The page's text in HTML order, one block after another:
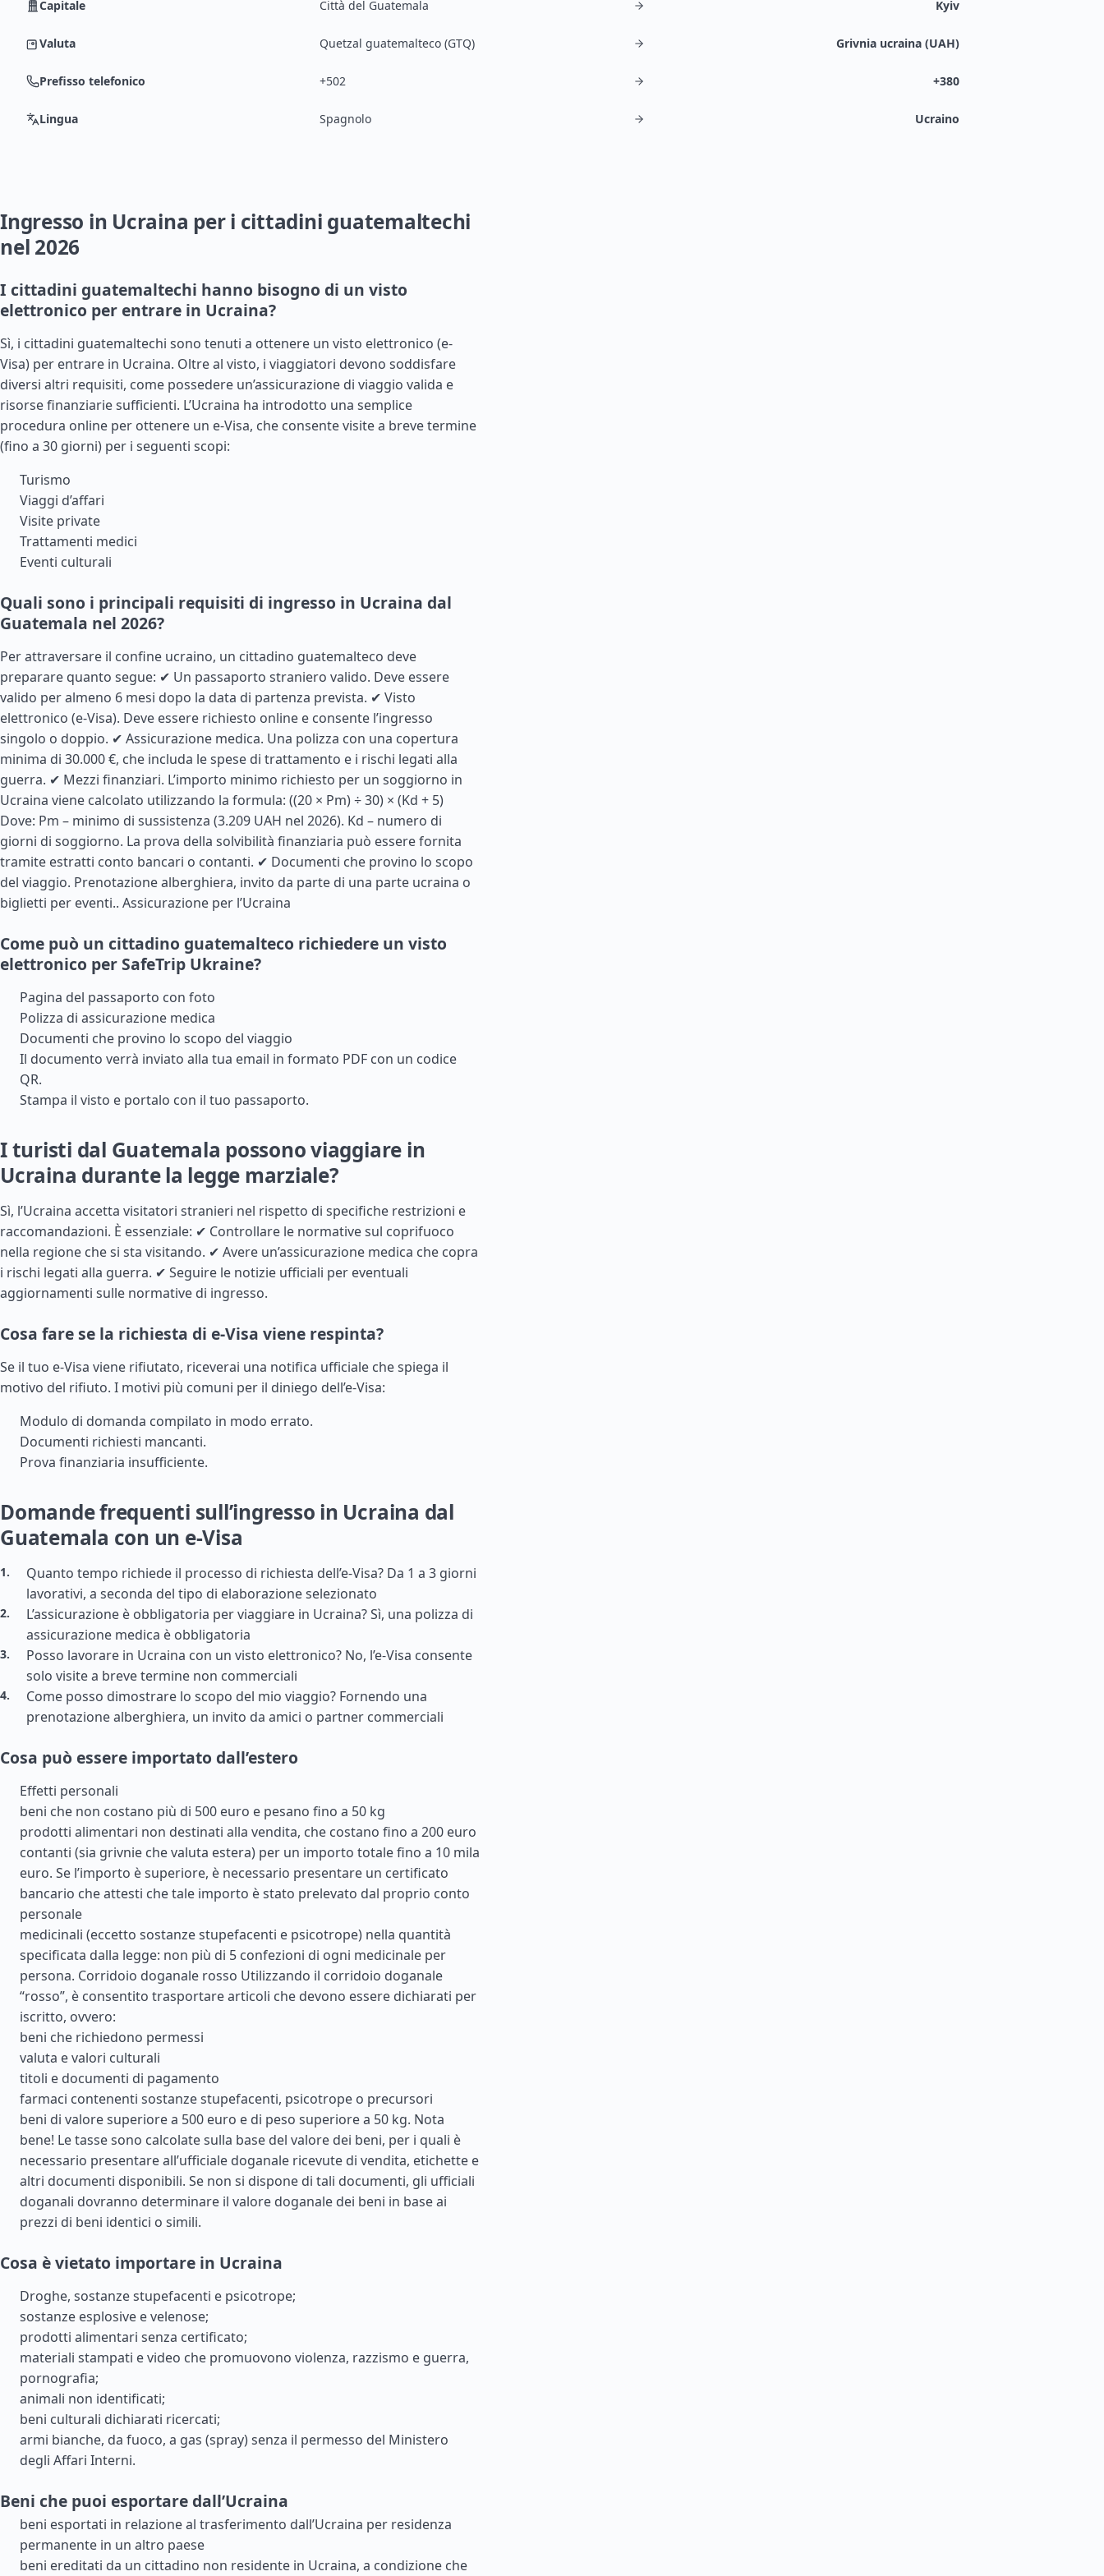
Capitale Città del Guatemala Kyiv
Valuta Quetzal guatemalteco (GTQ) Grivnia ucraina (UAH)
Prefisso telefonico +502 +380
Lingua Spagnolo Ucraino
Ingresso in Ucraina per i cittadini guatemaltechi
nel 2026
I cittadini guatemaltechi hanno bisogno di un visto
elettronico per entrare in Ucraina?
Sì, i cittadini guatemaltechi sono tenuti a ottenere un visto elettronico (e-
Visa) per entrare in Ucraina. Oltre al visto, i viaggiatori devono soddisfare
diversi altri requisiti, come possedere un’assicurazione di viaggio valida e
risorse finanziarie sufficienti. L’Ucraina ha introdotto una semplice
procedura online per ottenere un e-Visa, che consente visite a breve termine
(fino a 30 giorni) per i seguenti scopi:
Turismo
Viaggi d’affari
Visite private
Trattamenti medici
Eventi culturali
Quali sono i principali requisiti di ingresso in Ucraina dal
Guatemala nel 2026?
Per attraversare il confine ucraino, un cittadino guatemalteco deve
preparare quanto segue: ✔ Un passaporto straniero valido. Deve essere
valido per almeno 6 mesi dopo la data di partenza prevista. ✔ Visto
elettronico (e-Visa). Deve essere richiesto online e consente l’ingresso
singolo o doppio. ✔ Assicurazione medica. Una polizza con una copertura
minima di 30.000 €, che includa le spese di trattamento e i rischi legati alla
guerra. ✔ Mezzi finanziari. L’importo minimo richiesto per un soggiorno in
Ucraina viene calcolato utilizzando la formula: ((20 × Pm) ÷ 30) × (Kd + 5)
Dove: Pm – minimo di sussistenza (3.209 UAH nel 2026). Kd – numero di
giorni di soggiorno. La prova della solvibilità finanziaria può essere fornita
tramite estratti conto bancari o contanti. ✔ Documenti che provino lo scopo
del viaggio. Prenotazione alberghiera, invito da parte di una parte ucraina o
biglietti per eventi.. Assicurazione per l’Ucraina
Come può un cittadino guatemalteco richiedere un visto
elettronico per SafeTrip Ukraine?
Pagina del passaporto con foto
Polizza di assicurazione medica
Documenti che provino lo scopo del viaggio
Il documento verrà inviato alla tua email in formato PDF con un codice
QR.
Stampa il visto e portalo con il tuo passaporto.
I turisti dal Guatemala possono viaggiare in
Ucraina durante la legge marziale?
Sì, l’Ucraina accetta visitatori stranieri nel rispetto di specifiche restrizioni e
raccomandazioni. È essenziale: ✔ Controllare le normative sul coprifuoco
nella regione che si sta visitando. ✔ Avere un’assicurazione medica che copra
i rischi legati alla guerra. ✔ Seguire le notizie ufficiali per eventuali
aggiornamenti sulle normative di ingresso.
Cosa fare se la richiesta di e-Visa viene respinta?
Se il tuo e-Visa viene rifiutato, riceverai una notifica ufficiale che spiega il
motivo del rifiuto. I motivi più comuni per il diniego dell’e-Visa:
Modulo di domanda compilato in modo errato.
Documenti richiesti mancanti.
Prova finanziaria insufficiente.
Domande frequenti sull’ingresso in Ucraina dal
Guatemala con un e-Visa
Quanto tempo richiede il processo di richiesta dell’e-Visa? Da 1 a 3 giorni
lavorativi, a seconda del tipo di elaborazione selezionato
L’assicurazione è obbligatoria per viaggiare in Ucraina? Sì, una polizza di
assicurazione medica è obbligatoria
Posso lavorare in Ucraina con un visto elettronico? No, l’e-Visa consente
solo visite a breve termine non commerciali
Come posso dimostrare lo scopo del mio viaggio? Fornendo una
prenotazione alberghiera, un invito da amici o partner commerciali
Cosa può essere importato dall’estero
Effetti personali
beni che non costano più di 500 euro e pesano fino a 50 kg
prodotti alimentari non destinati alla vendita, che costano fino a 200 euro
contanti (sia grivnie che valuta estera) per un importo totale fino a 10 mila
euro. Se l’importo è superiore, è necessario presentare un certificato
bancario che attesti che tale importo è stato prelevato dal proprio conto
personale
medicinali (eccetto sostanze stupefacenti e psicotrope) nella quantità
specificata dalla legge: non più di 5 confezioni di ogni medicinale per
persona. Corridoio doganale rosso Utilizzando il corridoio doganale
“rosso”, è consentito trasportare articoli che devono essere dichiarati per
iscritto, ovvero:
beni che richiedono permessi
valuta e valori culturali
titoli e documenti di pagamento
farmaci contenenti sostanze stupefacenti, psicotrope o precursori
beni di valore superiore a 500 euro e di peso superiore a 50 kg. Nota
bene! Le tasse sono calcolate sulla base del valore dei beni, per i quali è
necessario presentare all’ufficiale doganale ricevute di vendita, etichette e
altri documenti disponibili. Se non si dispone di tali documenti, gli ufficiali
doganali dovranno determinare il valore doganale dei beni in base ai
prezzi di beni identici o simili.
Cosa è vietato importare in Ucraina
Droghe, sostanze stupefacenti e psicotrope;
sostanze esplosive e velenose;
prodotti alimentari senza certificato;
materiali stampati e video che promuovono violenza, razzismo e guerra,
pornografia;
animali non identificati;
beni culturali dichiarati ricercati;
armi bianche, da fuoco, a gas (spray) senza il permesso del Ministero
degli Affari Interni.
Beni che puoi esportare dall’Ucraina
beni esportati in relazione al trasferimento dall’Ucraina per residenza
permanente in un altro paese
beni ereditati da un cittadino non residente in Ucraina, a condizione che